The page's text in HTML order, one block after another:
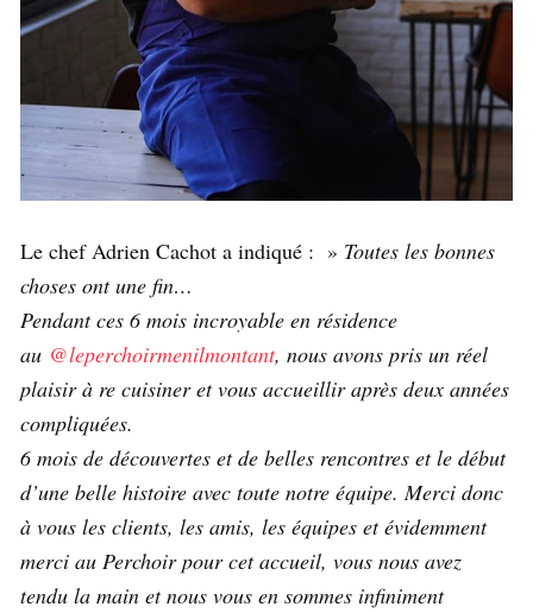
Le chef Adrien Cachot a indiqué : » Toutes les bonnes
choses ont une fin…
Pendant ces 6 mois incroyable en résidence
au @leperchoirmenilmontant, nous avons pris un réel
plaisir à re cuisiner et vous accueillir après deux années
compliquées.
6 mois de découvertes et de belles rencontres et le début
d’une belle histoire avec toute notre équipe. Merci donc
à vous les clients, les amis, les équipes et évidemment
merci au Perchoir pour cet accueil, vous nous avez
tendu la main et nous vous en sommes infiniment